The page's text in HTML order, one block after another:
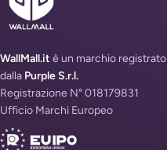
WallMall.it è un marchio registrato
dalla Purple S.r.l.
Registrazione N° 018179831
Ufficio Marchi Europeo